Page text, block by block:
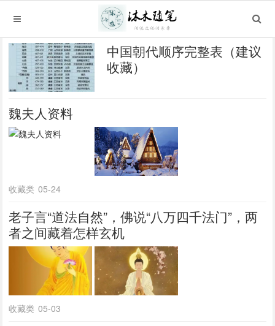
中国朝代顺序完整表（建议
收藏）
​魏夫人资料
收藏类 05-24
老子言“道法自然”，佛说“八万四千法门”，两
者之间藏着怎样玄机
收藏类 05-03